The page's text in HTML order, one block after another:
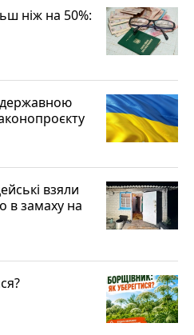
ніж на 50%:
взяли
в замаху на